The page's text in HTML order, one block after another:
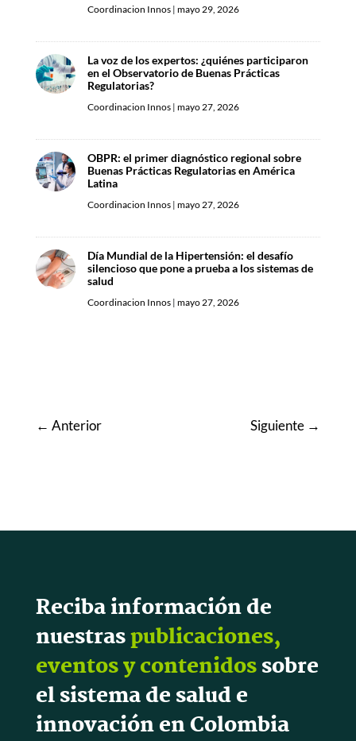
Coordinacion Innos| mayo 29, 2026
La voz de los expertos: ¿quiénes participaron
en el Observatorio de Buenas Prácticas
Regulatorias?
Coordinacion Innos| mayo 27, 2026
OBPR: el primer diagnóstico regional sobre
Buenas Prácticas Regulatorias en América
Latina
Coordinacion Innos| mayo 27, 2026
Día Mundial de la Hipertensión: el desafío
silencioso que pone a prueba a los sistemas de
salud
Coordinacion Innos| mayo 27, 2026
← Anterior Siguiente →
Reciba información de
nuestraspublicaciones,
eventos y contenidossobre
el sistema de salud e
innovación en Colombia